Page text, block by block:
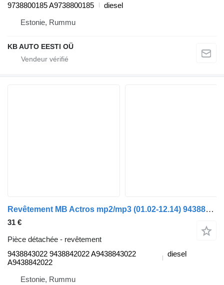
9738800185 A9738800185
diesel
Estonie, Rummu
KB AUTO EESTI OÜ
Revêtement MB Actros mp2/mp3 (01.02-12.14) 9438843022 pour camion Mercedes-Benz Actros, Axor MP1, MP2, MP3 (1996-2014)
31 €
Pièce détachée - revêtement
9438843022 9438842022 A9438843022
A9438842022
diesel
Estonie, Rummu